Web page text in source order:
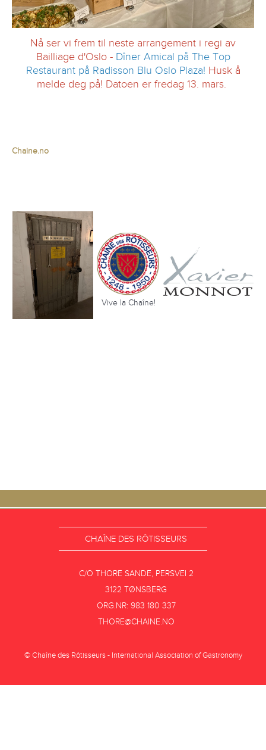
Nå ser vi frem til neste arrangement i regi av
Bailliage d'Oslo - Dîner Amical på The Top
Restaurant på Radisson Blu Oslo Plaza! Husk å
melde deg på! Datoen er fredag 13. mars.
Chaine.no
Vive la Chaîne!
CHAÎNE DES RÔTISSEURS
C/O THORE SANDE, PERSVEI 2
3122 TØNSBERG
ORG.NR: 983 180 337
THORE@CHAINE.NO
© Chaîne des Rôtisseurs - International Association of Gastronomy